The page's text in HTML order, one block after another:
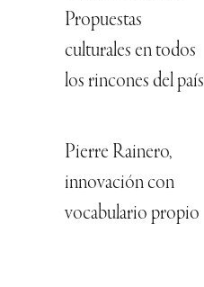
Propuestas
culturales en todos
los rincones del país
Pierre Rainero,
innovación con
vocabulario propio